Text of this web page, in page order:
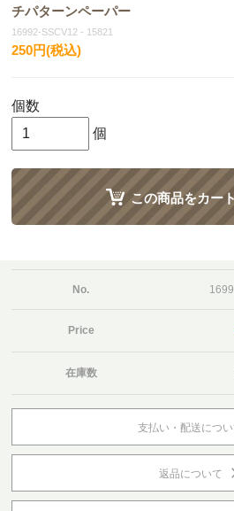
チパターンペーパー
16992-SSCV12 - 15821
250円(税込)
個数
個
この商品をカー
No.
Price
在庫数
支払い・配送につ
返品について